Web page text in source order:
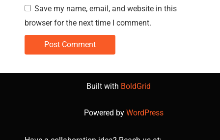
Save my name, email, and website in this
browser for the next time I comment.
Built with BoldGrid
Powered by WordPress